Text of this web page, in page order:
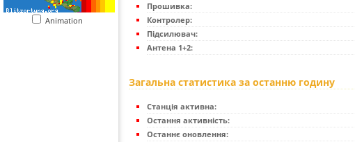
Animation
Прошивка:
Контролер:
Підсилювач:
Антена 1+2:
Загальна статистика за останню годину
Станція активна:
Остання активність:
Останнє оновлення: